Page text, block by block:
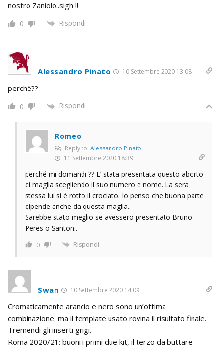
nostro Zaniolo..sigh !!
0 Rispondi
Alessandro Pinato 10 Settembre 2020 13:08
perchè??
0 Rispondi
Romeo
Reply to Alessandro Pinato
11 Settembre 2020 18:39
perché mi domandi ?? E’ stata presentata questo aborto
di maglia scegliendo il suo numero e nome. La sera
stessa lui si è rotto il crociato. Io penso che buona parte
dipende anche da questa maglia..
Sarebbe stato meglio se avessero presentato Bruno
Peres o Santon..
0 Rispondi
Swan 10 Settembre 2020 14:09
Cromaticamente arancio e nero sono un’ottima
combinazione, ma il template usato rovina il risultato finale.
Tremendi gli inserti grigi.
Roma 2020/21: buoni i primi due kit, il terzo da buttare.